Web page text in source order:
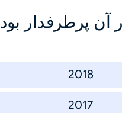
آن پرطرفدار بود
2018
2017